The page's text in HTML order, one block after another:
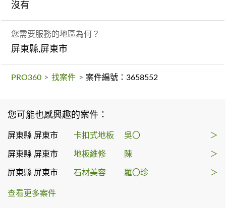
沒有
您需要服務的地區為何？
屏東縣,屏東市
PRO360 > 找案件 > 案件編號：3658552
您可能也感興趣的案件：
屏東縣 屏東市 卡扣式地板 吳〇 ＞
屏東縣 屏東市 地板維修 陳 ＞
屏東縣 屏東市 石材美容 羅〇珍 ＞
查看更多案件